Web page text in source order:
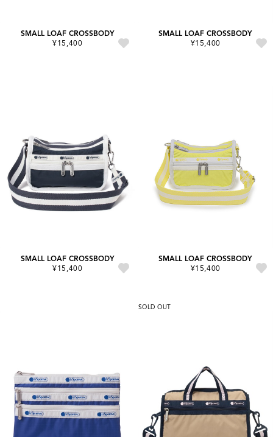
SMALL LOAF CROSSBODY
¥15,400
SMALL LOAF CROSSBODY
¥15,400
SMALL LOAF CROSSBODY
¥15,400
SMALL LOAF CROSSBODY
¥15,400
SOLD OUT